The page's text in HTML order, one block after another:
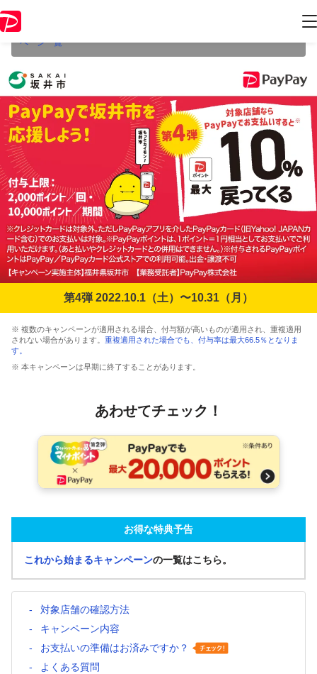
ジ内の情報はキャンペーン終了時点のものになります。
ペーン一覧
第4弾 2022.10.1（土）〜10.31（月）
※ 複数のキャンペーンが適用される場合、付与額が高いものが適用され、重複適用
されない場合があります。 重複適用された場合でも、付与率は最大66.5％となりま
す。
※ 本キャンペーンは早期に終了することがあります。
あわせてチェック！
お得な特典予告
これから始まるキャンペーンの一覧はこちら。
対象店舗の確認方法
キャンペーン内容
お支払いの準備はお済みですか？
よくある質問